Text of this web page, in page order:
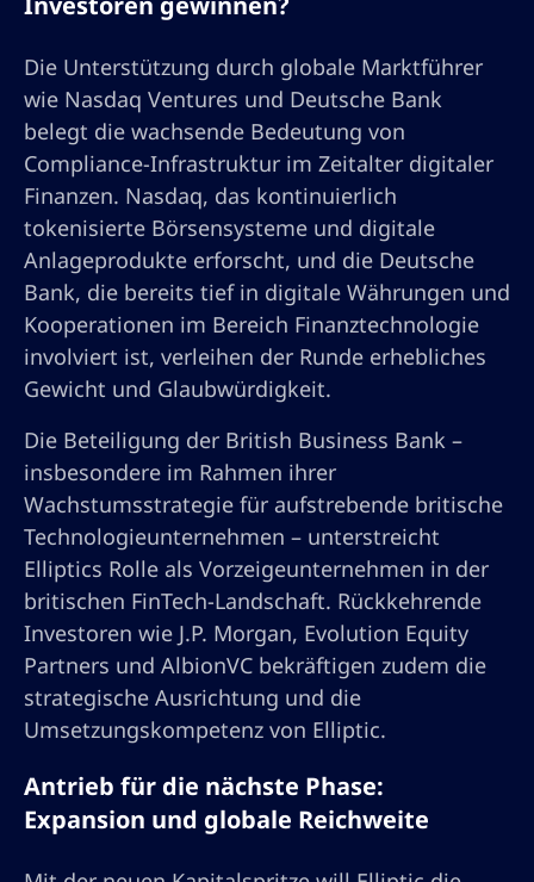
Die Unterstützung durch globale Marktführer
wie Nasdaq Ventures und Deutsche Bank
belegt die wachsende Bedeutung von
Compliance-Infrastruktur im Zeitalter digitaler
Finanzen. Nasdaq, das kontinuierlich
tokenisierte Börsensysteme und digitale
Anlageprodukte erforscht, und die Deutsche
Bank, die bereits tief in digitale Währungen und
Kooperationen im Bereich Finanztechnologie
involviert ist, verleihen der Runde erhebliches
Gewicht und Glaubwürdigkeit.
Die Beteiligung der British Business Bank –
insbesondere im Rahmen ihrer
Wachstumsstrategie für aufstrebende britische
Technologieunternehmen – unterstreicht
Elliptics Rolle als Vorzeigeunternehmen in der
britischen FinTech-Landschaft. Rückkehrende
Investoren wie J.P. Morgan, Evolution Equity
Partners und AlbionVC bekräftigen zudem die
strategische Ausrichtung und die
Umsetzungskompetenz von Elliptic.
Antrieb für die nächste Phase:
Expansion und globale Reichweite